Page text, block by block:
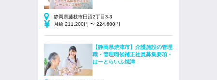
静岡県藤枝市田沼2丁目3-3
月給 211,200円 〜 224,600円
【静岡県焼津市】介護施設の管理
職・管理職候補正社員募集要項・
はーとらいふ焼津